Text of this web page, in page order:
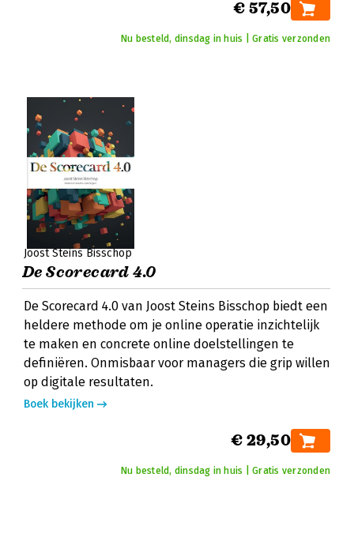
€ 57,50
Nu besteld, dinsdag in huis | Gratis verzonden
Joost Steins Bisschop
De Scorecard 4.0
De Scorecard 4.0 van Joost Steins Bisschop biedt een
heldere methode om je online operatie inzichtelijk
te maken en concrete online doelstellingen te
definiëren. Onmisbaar voor managers die grip willen
op digitale resultaten.
Boek bekijken
€ 29,50
Nu besteld, dinsdag in huis | Gratis verzonden